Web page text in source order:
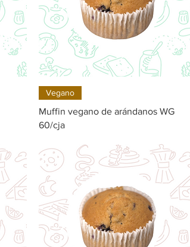
Vegano
Muffin vegano de arándanos WG
60/cja